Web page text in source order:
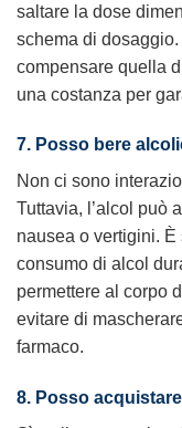
saltare la dose
schema di
compensare quella
una costanza per
7. Posso bere
Non ci sono
Tuttavia, l’alcol può
nausea o vertigini.
consumo di alcol
permettere al corpo
evitare di
farmaco.
8. Posso acquistare